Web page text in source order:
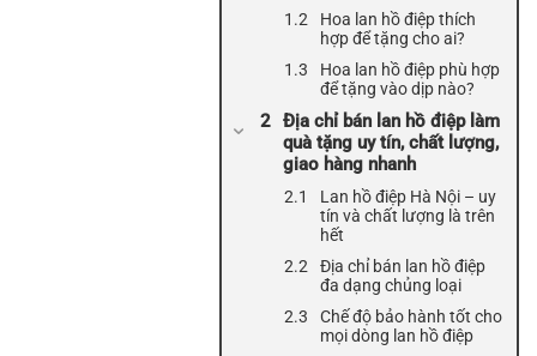
Hoa lan hồ điệp thích
hợp để tặng cho ai?
Hoa lan hồ điệp phù hợp
để tặng vào dịp nào?
Địa chỉ bán lan hồ điệp làm
quà tặng uy tín, chất lượng,
giao hàng nhanh
Lan hồ điệp Hà Nội – uy
tín và chất lượng là trên
hết
Địa chỉ bán lan hồ điệp
đa dạng chủng loại
Chế độ bảo hành tốt cho
mọi dòng lan hồ điệp